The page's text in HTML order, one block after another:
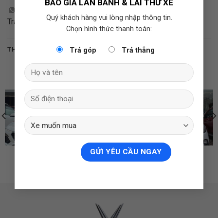
BÁO GIÁ LĂN BÁNH & LÁI THỬ XE
Quý khách hàng vui lòng nhập thông tin.
Chọn hình thức thanh toán:
Trả góp Trả thẳng
Trải nghiệm khách hàng “Tôi Yêu Vinfast”
THẺ: TÔI YÊU VINFAST
VINFAST-01032021 VINFAST-01062020